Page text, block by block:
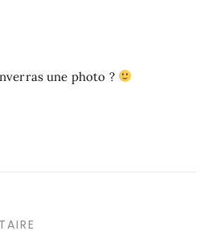
une photo ?